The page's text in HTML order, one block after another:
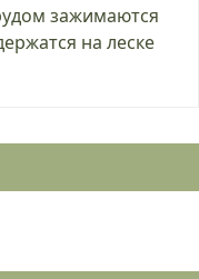
зажимаются
на леске